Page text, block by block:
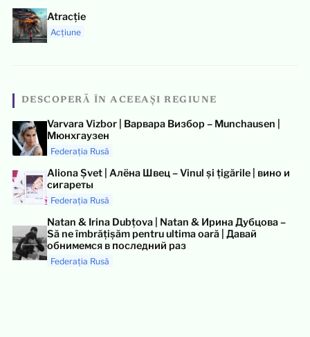
Atracție
Acțiune
DESCOPERĂ ÎN ACEEAȘI REGIUNE
Varvara Vizbor | Варвара Визбор – Munchausen |
Мюнхгаузен
Federația Rusă
Aliona Șvet | Алёна Швец – Vinul și țigările | вино и
сигареты
Federația Rusă
Natan & Irina Dubțova | Natan & Ирина Дубцова –
Să ne îmbrățișăm pentru ultima oară | Давай
обнимемся в последний раз
Federația Rusă